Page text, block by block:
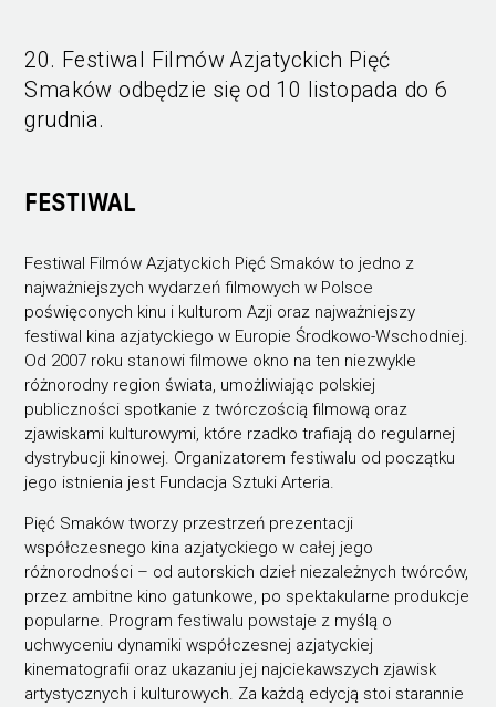
20. Festiwal Filmów Azjatyckich Pięć
Smaków odbędzie się od 10 listopada do 6
grudnia.
FESTIWAL
Festiwal Filmów Azjatyckich Pięć Smaków to jedno z
najważniejszych wydarzeń filmowych w Polsce
poświęconych kinu i kulturom Azji oraz najważniejszy
festiwal kina azjatyckiego w Europie Środkowo-Wschodniej.
Od 2007 roku stanowi filmowe okno na ten niezwykle
różnorodny region świata, umożliwiając polskiej
publiczności spotkanie z twórczością filmową oraz
zjawiskami kulturowymi, które rzadko trafiają do regularnej
dystrybucji kinowej. Organizatorem festiwalu od początku
jego istnienia jest Fundacja Sztuki Arteria.
Pięć Smaków tworzy przestrzeń prezentacji
współczesnego kina azjatyckiego w całej jego
różnorodności – od autorskich dzieł niezależnych twórców,
przez ambitne kino gatunkowe, po spektakularne produkcje
popularne. Program festiwalu powstaje z myślą o
uchwyceniu dynamiki współczesnej azjatyckiej
kinematografii oraz ukazaniu jej najciekawszych zjawisk
artystycznych i kulturowych. Za każdą edycją stoi starannie